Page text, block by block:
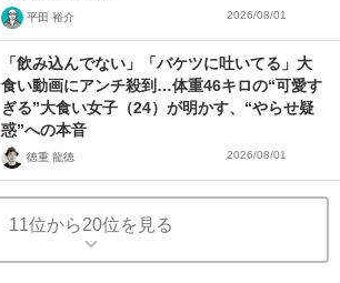
平田 裕介 2026/08/01
「飲み込んでない」「バケツに吐いてる」大
食い動画にアンチ殺到…体重46キロの“可愛す
ぎる”大食い女子（24）が明かす、“やらせ疑
惑”への本音
徳重 龍徳 2026/08/01
11位から20位を見る